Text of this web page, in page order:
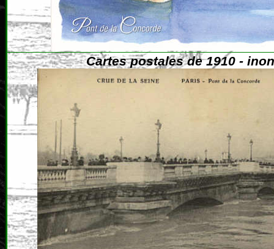
Cartes postales de 1910 -